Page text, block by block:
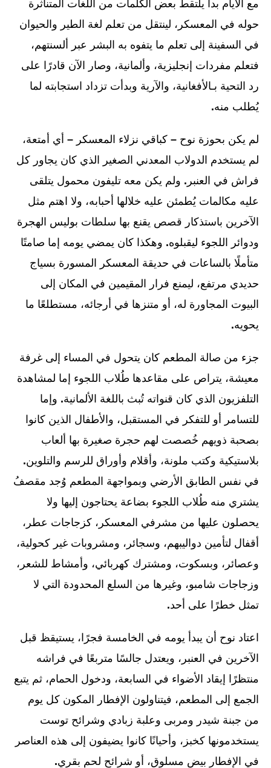
مع الأيام بدأ يلتقط بعض الكلمات من اللغات المتناثرة
حوله في المعسكر، لينتقل من تعلم لغة الطير والحيوان
في السفينة إلى تعلم ما يتفوه به البشر عبر ألسنتهم،
فتعلم مفردات إنجليزية، وألمانية، وصار الآن قادرًا على
رد التحية بـالأفغانية، والآرية وبدأت تزداد استجابته لما
يُطلب منه.
لم يكن بحوزة نوح – كباقي نزلاء المعسكر – أي أمتعة،
لم يستخدم الدولاب المعدني الصغير الذي كان يجاور كل
فراش في العنبر . ولم يكن معه تليفون محمول يتلقى
عليه مكالمات يُطمئن عليه خلالها أحبابه، ولا اهتم مثل
الآخرين باستذكار قصص يقنع بها سلطات بوليس الهجرة
ودوائر اللجوء ليقبلوه. وهكذا كان يمضي يومه إما صامتًا
متأملًا بالساعات في حديقة المعسكر المسورة بسياج
حديدي مرتفع، ليمنع فرار المقيمين في المكان إلى
البيوت المجاورة له، أو متنزها في أرجائه، مستطلعًا ما
يحويه.
جزء من صالة المطعم كان يتحول في المساء إلى غرفة
معيشة، يتراص على مقاعدها طُلاب اللجوء إما لمشاهدة
التلفزيون الذي كان قنواته تُبث باللغة الألمانية. وإما
للتسامر أو للتفكر في المستقبل، والأطفال الذين كانوا
بصحبة ذويهم خُصصت لهم حجرة صغيرة بها ألعاب
بلاستيكية وكتب ملونة، وأقلام وأوراق للرسم والتلوين.
في نفس الطابق الأرضي وبمواجهة المطعم وُجد مقصفُ
يشتري منه طُلاب اللجوء بضاعة يحتاجون إليها ولا
يحصلون عليها من مشرفي المعسكر، كزجاجات عطر،
أقفال لتأمين دواليبهم، وسجائر، ومشروبات غير كحولية،
وعصائر، وبسكوت، ومشترك كهربائي، وأمشاط للشعر،
وزجاجات شامبو، وغيرها من السلع المحدودة التي لا
تمثل خطرًا على أحد.
اعتاد نوح أن يبدأ يومه في الخامسة فجرًا، يستيقظ قبل
الآخرين في العنبر، ويعتدل جالسًا متربعًا في فراشه
منتظرًا إيقاد الأضواء في السابعة، ودخول الحمام، ثم يتبع
الجمع إلى المطعم، فيتناولون الإفطار المكون كل يوم
من جبنة شيدر ومربى وعلبة زبادي وشرائح توست
يستخدمونها كخبز، وأحيانًا كانوا يضيفون إلى هذه العناصر
في الإفطار بيض مسلوق، أو شرائح لحم بقري.